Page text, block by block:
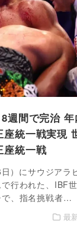
週間で完治
座統一戦実現
座統一戦
）にサウジアラ
行われた、IBF
で、指名挑戦者…
最